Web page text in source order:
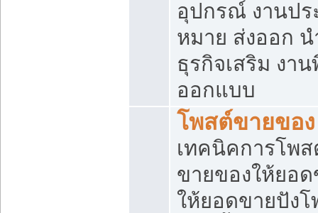
อุปกรณ์ งานป
หมาย ส่งออก น
ธุรกิจเสริม งา
ออกแบบ
โพสต์ขายของ
เทคนิคการโพ
ขายของให้ยอ
ให้ยอดขายปัง